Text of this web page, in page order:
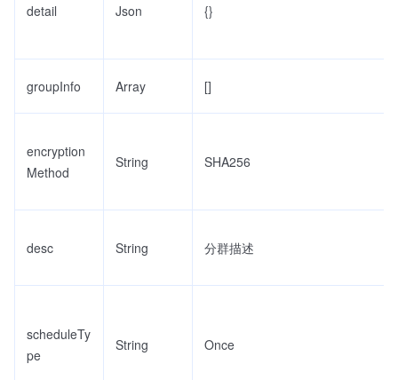
detail Json {}
groupInfo Array []
encryption
Method
String SHA256
desc String 分群描述
scheduleTy
pe
String Once